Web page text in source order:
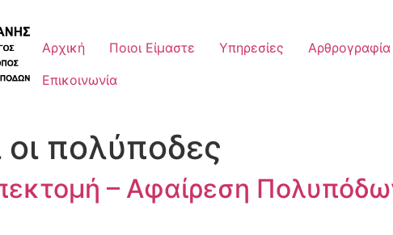
Αρχική Ποιοι Είμαστε Υπηρεσίες Αρθρογραφία
Επικοινωνία
οι πολύποδες
– Αφαίρεση